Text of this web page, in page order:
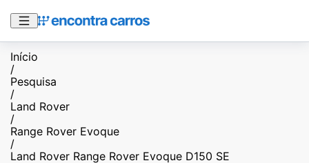
Início
/
Pesquisa
/
Land Rover
/
Range Rover Evoque
/
Land Rover Range Rover Evoque D150 SE